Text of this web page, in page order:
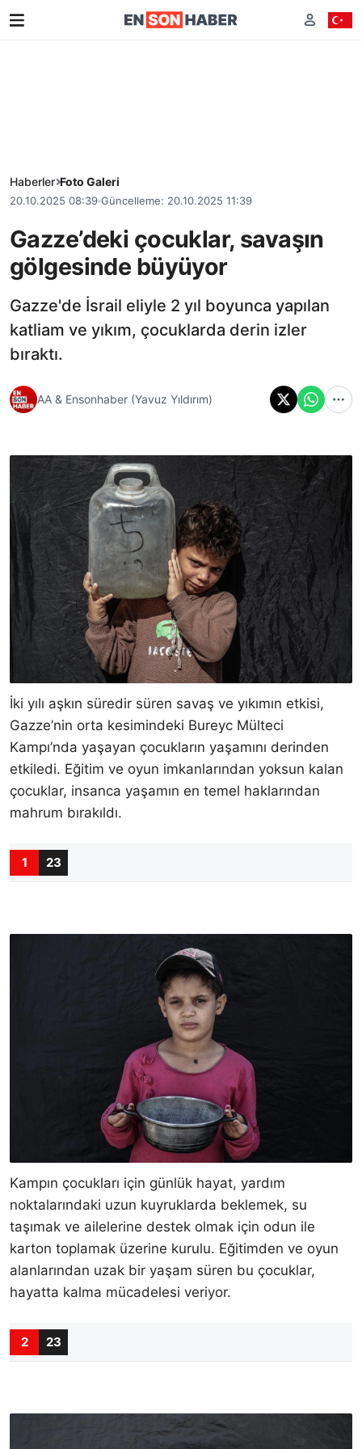
Haberler Foto Galeri
20.10.2025 08:39 Güncelleme: 20.10.2025 11:39
Gazze’deki çocuklar, savaşın
gölgesinde büyüyor
Gazze'de İsrail eliyle 2 yıl boyunca yapılan
katliam ve yıkım, çocuklarda derin izler
bıraktı.
AA & Ensonhaber (Yavuz Yıldırım)
İki yılı aşkın süredir süren savaş ve yıkımın etkisi,
Gazze’nin orta kesimindeki Bureyc Mülteci
Kampı’nda yaşayan çocukların yaşamını derinden
etkiledi. Eğitim ve oyun imkanlarından yoksun kalan
çocuklar, insanca yaşamın en temel haklarından
mahrum bırakıldı.
1 23
Kampın çocukları için günlük hayat, yardım
noktalarındaki uzun kuyruklarda beklemek, su
taşımak ve ailelerine destek olmak için odun ile
karton toplamak üzerine kurulu. Eğitimden ve oyun
alanlarından uzak bir yaşam süren bu çocuklar,
hayatta kalma mücadelesi veriyor.
2 23